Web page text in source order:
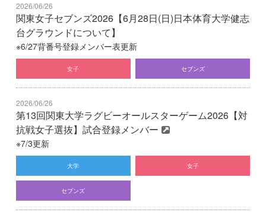
2026/06/26
関東女子セブンズ2026【6月28日(日)日本体育大学健志
台グラウンドについて】
※6/27背番号登録メンバー表更新
女子 セブンズ
2026/06/26
第13回関東大学ラグビーオールスターゲーム2026【対
抗戦女子選抜】試合登録メンバー
※7/3更新
大学 女子
セブンズ